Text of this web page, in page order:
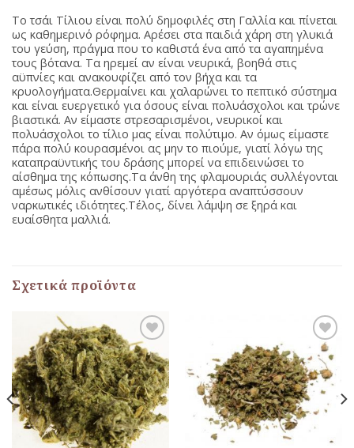
Το τσάι Τίλιου είναι πολύ δημοφιλές στη Γαλλία και πίνεται
ως καθημερινό ρόφημα. Αρέσει στα παιδιά χάρη στη γλυκιά
του γεύση, πράγμα που το καθιστά ένα από τα αγαπημένα
τους βότανα. Τα ηρεμεί αν είναι νευρικά, βοηθά στις
αϋπνίες και ανακουφίζει από τον βήχα και τα
κρυολογήματα.Θερμαίνει και χαλαρώνει το πεπτικό σύστημα
και είναι ευεργετικό για όσους είναι πολυάσχολοι και τρώνε
βιαστικά. Αν είμαστε στρεσαρισμένοι, νευρικοί και
πολυάσχολοι το τίλιο μας είναι πολύτιμο. Αν όμως είμαστε
πάρα πολύ κουρασμένοι ας μην το πιούμε, γιατί λόγω της
καταπραϋντικής του δράσης μπορεί να επιδεινώσει το
αίσθημα της κόπωσης.Τα άνθη της φλαμουριάς συλλέγονται
αμέσως μόλις ανθίσουν γιατί αργότερα αναπτύσσουν
ναρκωτικές ιδιότητες.Τέλος, δίνει λάμψη σε ξηρά και
ευαίσθητα μαλλιά.
Σχετικά προϊόντα
Προσθήκη
στη Λίστα
Αγαπημένων
Προσθήκη
στη Λίστα
Αγαπημένων